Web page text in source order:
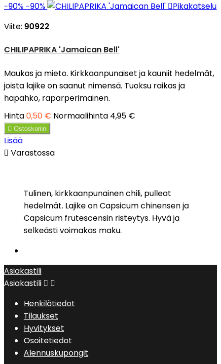
−90% −90% Pikakatselu
Viite: 90922
CHILIPAPRIKA 'Jamaican Bell'
Maukas ja mieto. Kirkkaanpunaiset ja kauniit hedelmät,
joista lajike on saanut nimensä. Tuoksu raikas ja
hapahko, raparperimainen.
Hinta0,50 € Normaalihinta 4,95 €
 Ostoskoriin
Lisää
 Varastossa
Tulinen, kirkkaanpunainen chili, pulleat
hedelmät. Lajike on Capsicum chinensen ja
Capsicum frutescensin risteytys. Hyvä ja
selkeästi voimakas maku.
Asiakastili
Asiakastili  
Henkilötiedot
Tilaukset
Hyvitykset
Osoitetiedot
Alennuskupongit